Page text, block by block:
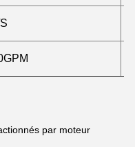
par moteur